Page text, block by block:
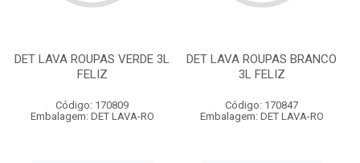
DET LAVA ROUPAS VERDE 3L
FELIZ
Código: 170809
Embalagem: DET LAVA-RO
DET LAVA ROUPAS BRANCO
3L FELIZ
Código: 170847
Embalagem: DET LAVA-RO